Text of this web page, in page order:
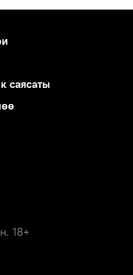
саясаты
18+